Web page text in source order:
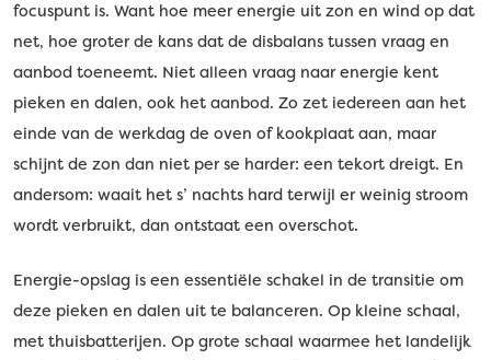
focuspunt is. Want hoe meer energie uit zon en wind op dat
net, hoe groter de kans dat de disbalans tussen vraag en
aanbod toeneemt. Niet alleen vraag naar energie kent
pieken en dalen, ook het aanbod. Zo zet iedereen aan het
einde van de werkdag de oven of kookplaat aan, maar
schijnt de zon dan niet per se harder: een tekort dreigt. En
andersom: waait het s’ nachts hard terwijl er weinig stroom
wordt verbruikt, dan ontstaat een overschot.
Energie-opslag is een essentiële schakel in de transitie om
deze pieken en dalen uit te balanceren. Op kleine schaal,
met thuisbatterijen. Op grote schaal waarmee het landelijk